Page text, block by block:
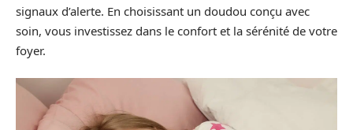
signaux d’alerte. En choisissant un doudou conçu avec
soin, vous investissez dans le confort et la sérénité de votre
foyer.